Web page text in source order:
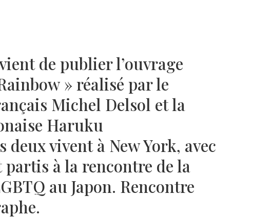
de publier l’ouvrage
» réalisé par le
Michel Delsol et la
Haruku
deux vivent à New York, avec
partis à la rencontre de la
au Japon. Rencontre